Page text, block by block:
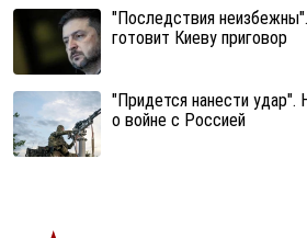
"Последствия
готовит Киеву приговор
"Придется нанести удар".
о войне с Россией